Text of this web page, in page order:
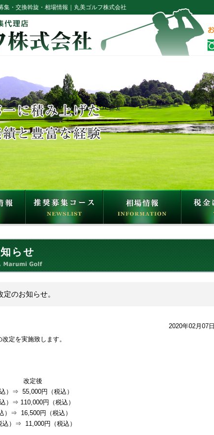
・交換斡旋・相場情報｜丸美ゴルフ株式会社
らせ
のお知らせ。
2020年02月07日
定を実施致します。
後
）⇒ 55,000円（税込）
円（税込）
円（税込）
⇒ 11,000円（税込）